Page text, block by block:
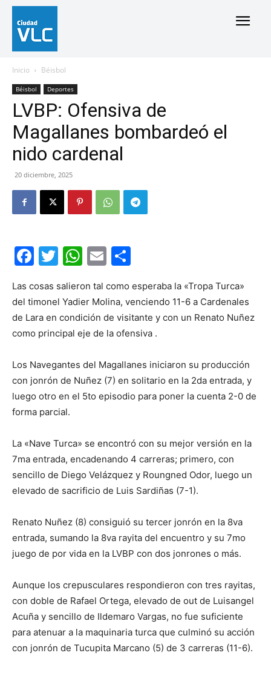
Inicio Béisbol
Béisbol Deportes
LVBP: Ofensiva de
Magallanes bombardeó el
nido cardenal
20 diciembre, 2025
Facebook
Twitter
WhatsApp
Email
Las cosas salieron tal como esperaba la «Tropa Turca»
del timonel Yadier Molina, venciendo 11-6 a Cardenales
de Lara en condición de visitante y con un Renato Nuñez
como principal eje de la ofensiva .
Los Navegantes del Magallanes iniciaron su producción
con jonrón de Nuñez (7) en solitario en la 2da entrada, y
luego otro en el 5to episodio para poner la cuenta 2-0 de
forma parcial.
La «Nave Turca» se encontró con su mejor versión en la
7ma entrada, encadenando 4 carreras; primero, con
sencillo de Diego Velázquez y Roungned Odor, luego un
elevado de sacrificio de Luis Sardiñas (7-1).
Renato Nuñez (8) consiguió su tercer jonrón en la 8va
entrada, sumando la 8va rayita del encuentro y su 7mo
juego de por vida en la LVBP con dos jonrones o más.
Aunque los crepusculares respondieron con tres rayitas,
con doble de Rafael Ortega, elevado de out de Luisangel
Acuña y sencillo de Ildemaro Vargas, no fue suficiente
para atenuar a la maquinaria turca que culminó su acción
con jonrón de Tucupita Marcano (5) de 3 carreras (11-6).